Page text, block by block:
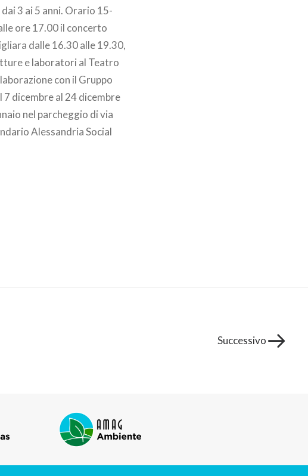
3 ai 5 anni. Orario 15-
ore 17.00 il concerto
dalle 16.30 alle 19.30,
e laboratori al Teatro
con il Gruppo
dicembre al 24 dicembre
nel parcheggio di via
Alessandria Social
Successivo